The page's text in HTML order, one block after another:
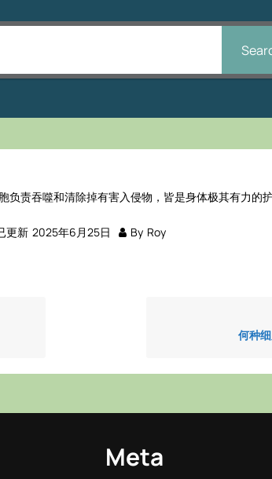
负责吞噬和清除掉有害入侵物，皆是身体极其有力的
更新 2025年6月25日 By Roy
何种
Meta